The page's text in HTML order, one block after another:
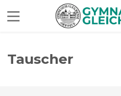
Tauscher